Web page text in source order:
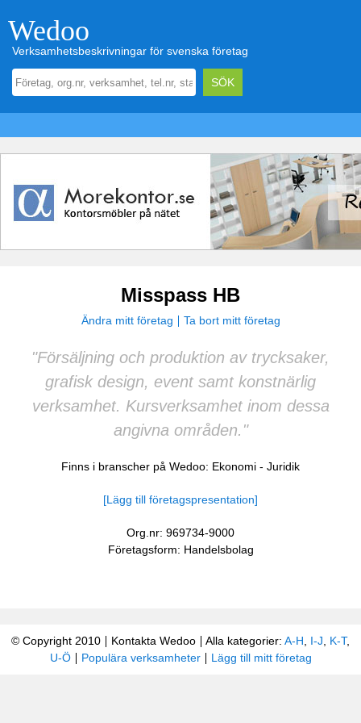
Wedoo
Verksamhetsbeskrivningar för svenska företag
Misspass HB
Ändra mitt företag Ta bort mitt företag
"Försäljning och produktion av trycksaker,
grafisk design, event samt konstnärlig
verksamhet. Kursverksamhet inom dessa
angivna områden."
Finns i branscher på Wedoo: Ekonomi - Juridik
[Lägg till företagspresentation]
Org.nr: 969734-9000
Företagsform: Handelsbolag
© Copyright 2010 Kontakta Wedoo Alla kategorier: A-H I-J K-T,
U-Ö
Populära verksamheter Lägg till mitt företag